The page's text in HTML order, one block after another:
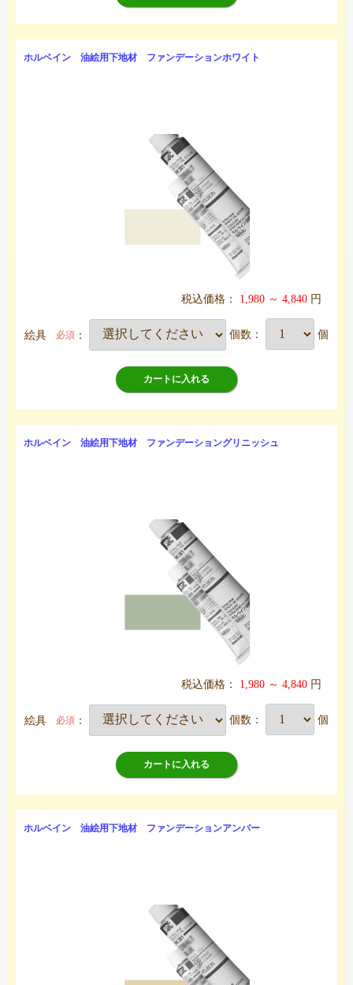
ホルベイン 油絵用下地材 ファンデーションホワイト
税込価格： 1,980 ～ 4,840 円
絵具 必須 ： 個数： 個
カートに入れる
ホルベイン 油絵用下地材 ファンデーショングリニッシュ
税込価格： 1,980 ～ 4,840 円
絵具 必須 ： 個数： 個
カートに入れる
ホルベイン 油絵用下地材 ファンデーションアンバー